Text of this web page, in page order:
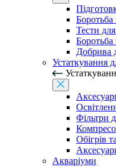
Тести
Боротьба
Добрива
Устаткування
Фільтри
Обігрів
Акваріуми